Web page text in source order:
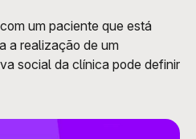
um paciente que está
a realização de um
social da clínica pode definir